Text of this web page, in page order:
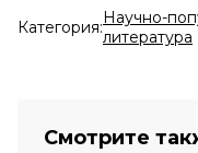
Категория: Научно-
литература
Смотрите